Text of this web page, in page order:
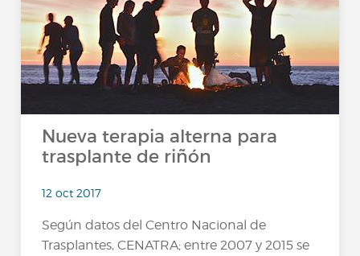
Nueva terapia alterna para
trasplante de riñón
12 oct 2017
Según datos del Centro Nacional de
Trasplantes, CENATRA; entre 2007 y 2015 se